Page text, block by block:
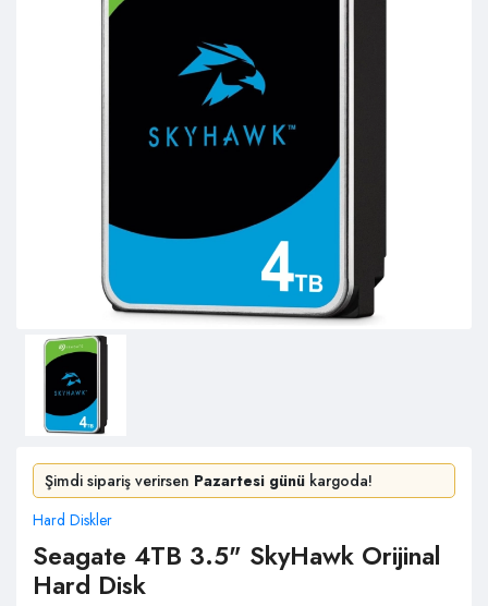
Şimdi sipariş verirsen Pazartesi günü kargoda!
Hard Diskler
Seagate 4TB 3.5" SkyHawk Orijinal
Hard Disk